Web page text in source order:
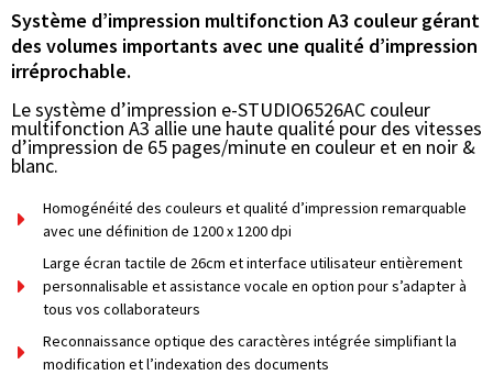
Système d’impression multifonction A3 couleur gérant
des volumes importants avec une qualité d’impression
irréprochable.
Le système d’impression e-STUDIO6526AC couleur
multifonction A3 allie une haute qualité pour des vitesses
d’impression de 65 pages/minute en couleur et en noir &
blanc.
Homogénéité des couleurs et qualité d’impression remarquable
avec une définition de 1200 x 1200 dpi
Large écran tactile de 26cm et interface utilisateur entièrement
personnalisable et assistance vocale en option pour s’adapter à
tous vos collaborateurs
Reconnaissance optique des caractères intégrée simplifiant la
modification et l’indexation des documents